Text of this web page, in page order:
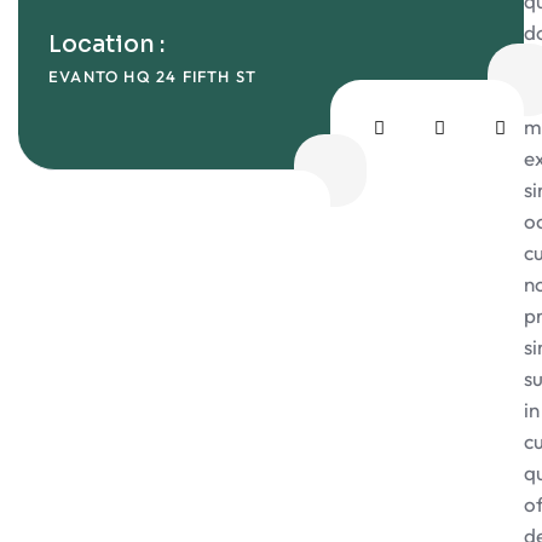
Location :
EVANTO HQ 24 FIFTH ST
in